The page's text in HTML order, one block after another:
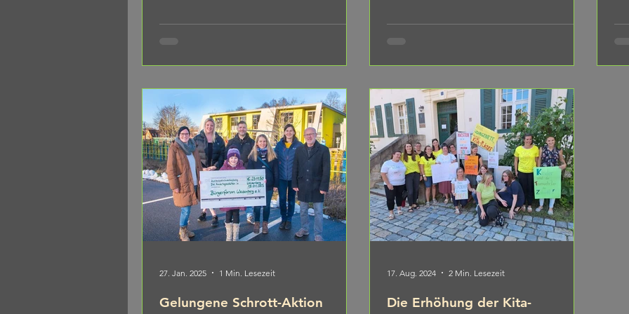
Gelungene Schrott-Aktion
27. Jan. 2025 1 Min. Lesezeit
Die Erhöhung der Kita-
17. Aug. 2024 2 Min. Lesezeit